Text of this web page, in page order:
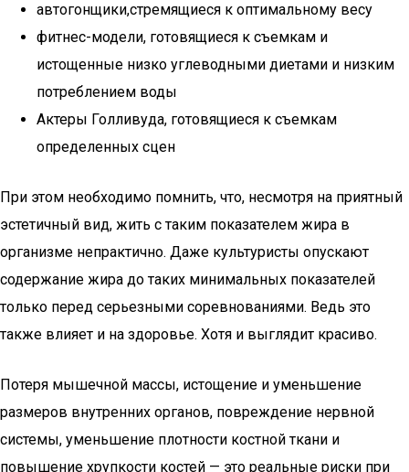
автогонщики,стремящиеся к оптимальному весу
фитнес-модели, готовящиеся к съемкам и
истощенные низко углеводными диетами и низким
потреблением воды
Актеры Голливуда, готовящиеся к съемкам
определенных сцен
При этом необходимо помнить, что, несмотря на приятный
эстетичный вид, жить с таким показателем жира в
организме непрактично. Даже культуристы опускают
содержание жира до таких минимальных показателей
только перед серьезными соревнованиями. Ведь это
также влияет и на здоровье. Хотя и выглядит красиво.
Потеря мышечной массы, истощение и уменьшение
размеров внутренних органов, повреждение нервной
системы, уменьшение плотности костной ткани и
повышение хрупкости костей — это реальные риски при